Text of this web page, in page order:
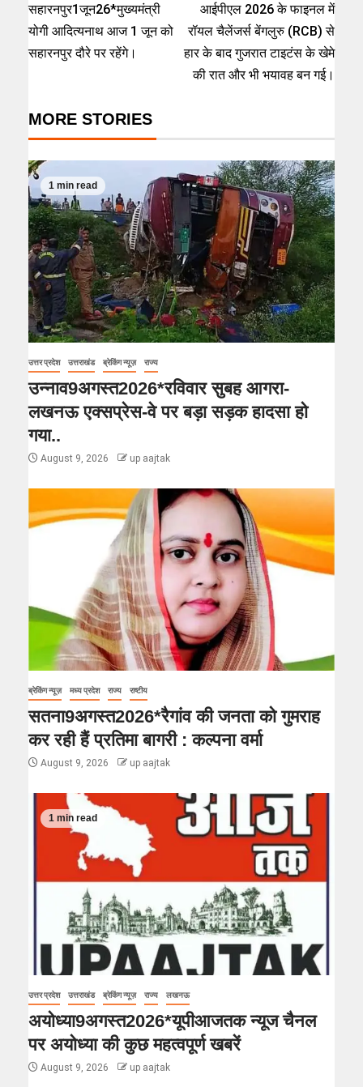
सहारनपुर1जून26*मुख्यमंत्री
योगी आदित्यनाथ आज 1 जून को
सहारनपुर दौरे पर रहेंगे।
आईपीएल 2026 के फाइनल में
रॉयल चैलेंजर्स बेंगलुरु (RCB) से
हार के बाद गुजरात टाइटंस के खेमे
की रात और भी भयावह बन गई।
MORE STORIES
1 min read
उत्तर प्रदेश उत्तराखंड ब्रेकिंग न्यूज़ राज्य
उन्नाव9अगस्त2026*रविवार सुबह आगरा-
लखनऊ एक्सप्रेस-वे पर बड़ा सड़क हादसा हो
गया..
August 9, 2026 up aajtak
ब्रेकिंग न्यूज़ मध्य प्रदेश राज्य राष्टीय
सतना9अगस्त2026*रैगांव की जनता को गुमराह
कर रही हैं प्रतिमा बागरी : कल्पना वर्मा
August 9, 2026 up aajtak
1 min read
उत्तर प्रदेश उत्तराखंड ब्रेकिंग न्यूज़ राज्य लखनऊ
अयोध्या9अगस्त2026*यूपीआजतक न्यूज चैनल
पर अयोध्या की कुछ महत्वपूर्ण खबरें
August 9, 2026 up aajtak